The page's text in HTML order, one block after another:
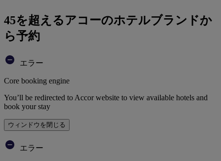
45を超えるアコーのホテルブランドか
ら予約
エラー
Core booking engine
You’ll be redirected to Accor website to view available hotels and
book your stay
ウィンドウを閉じる
エラー